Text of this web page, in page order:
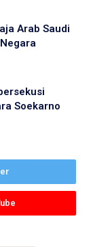
Arab Saudi
Soekarno